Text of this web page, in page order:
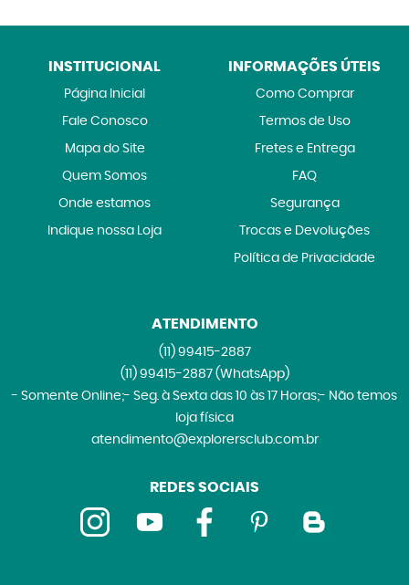
INSTITUCIONAL
Página Inicial
Fale Conosco
Mapa do Site
Quem Somos
Onde estamos
Indique nossa Loja
INFORMAÇÕES ÚTEIS
Como Comprar
Termos de Uso
Fretes e Entrega
FAQ
Segurança
Trocas e Devoluções
Política de Privacidade
ATENDIMENTO
(11)99415-2887
(11)99415-2887 (WhatsApp)
- Somente Online;- Seg. à Sexta das 10 às 17 Horas;- Não temos
loja física
atendimento@explorersclub.com.br
REDES SOCIAIS